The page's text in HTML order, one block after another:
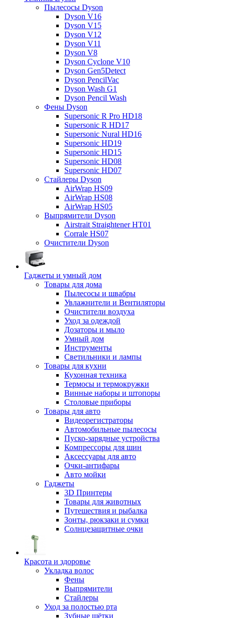
Пылесосы Dyson
Dyson V16
Dyson V15
Dyson V12
Dyson V11
Dyson V8
Dyson Cyclone V10
Dyson Gen5Detect
Dyson PencilVac
Dyson Wash G1
Dyson Pencil Wash
Фены Dyson
Supersonic R Pro HD18
Supersonic R HD17
Supersonic Nural HD16
Supersonic HD19
Supersonic HD15
Supersonic HD08
Supersonic HD07
Стайлеры Dyson
AirWrap HS09
AirWrap HS08
AirWrap HS05
Выпрямители Dyson
Airstrait Straightener HT01
Corrale HS07
Очистители Dyson
Гаджеты и умный дом
Товары для дома
Пылесосы и швабры
Увлажнители и Вентиляторы
Очистители воздуха
Уход за одеждой
Дозаторы и мыло
Умный дом
Инструменты
Светильники и лампы
Товары для кухни
Кухонная техника
Термосы и термокружки
Винные наборы и штопоры
Столовые приборы
Товары для авто
Видеорегистраторы
Автомобильные пылесосы
Пуско-зарядные устройства
Компрессоры для шин
Аксессуары для авто
Очки-антифары
Авто мойки
Гаджеты
3D Принтеры
Товары для животных
Путешествия и рыбалка
Зонты, рюкзаки и сумки
Солнцезащитные очки
Красота и здоровье
Укладка волос
Фены
Выпрямители
Стайлеры
Уход за полостью рта
Зубные щётки